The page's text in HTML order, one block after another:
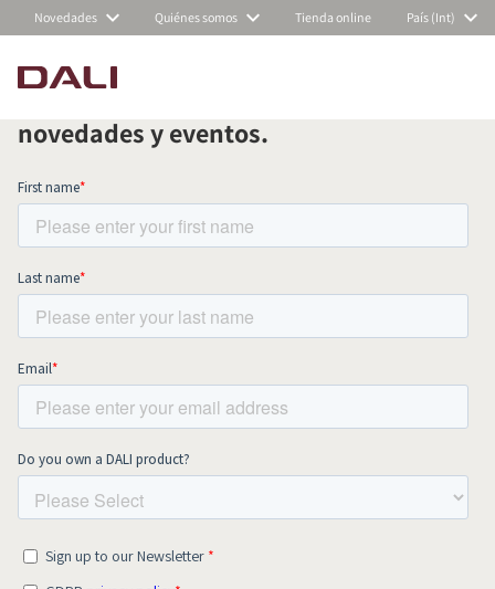
Novedades Quiénes somos Tienda online País (Int)
COMPARAR PRODUCTOS
Suscríbete a nuestra newsletter
mensual y mantente al día de todas las
novedades y eventos.